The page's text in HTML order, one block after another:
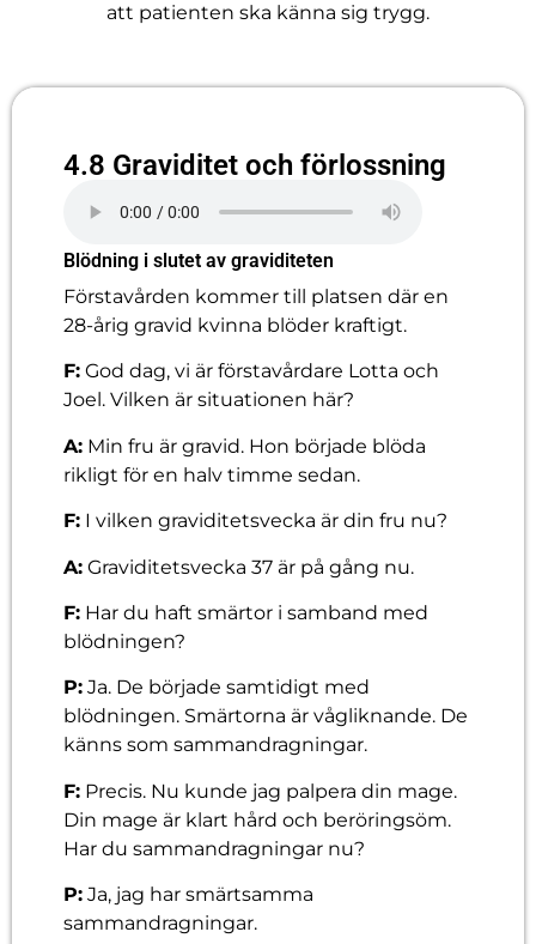
att patienten ska känna sig trygg.
4.8 Graviditet och förlossning
Blödning i slutet av graviditeten
Förstavården kommer till platsen där en
28-årig gravid kvinna blöder kraftigt.
F: God dag, vi är förstavårdare Lotta och
Joel. Vilken är situationen här?
A: Min fru är gravid. Hon började blöda
rikligt för en halv timme sedan.
F: I vilken graviditetsvecka är din fru nu?
A: Graviditetsvecka 37 är på gång nu.
F: Har du haft smärtor i samband med
blödningen?
P: Ja. De började samtidigt med
blödningen. Smärtorna är vågliknande. De
känns som sammandragningar.
F: Precis. Nu kunde jag palpera din mage.
Din mage är klart hård och beröringsöm.
Har du sammandragningar nu?
P: Ja, jag har smärtsamma
sammandragningar.